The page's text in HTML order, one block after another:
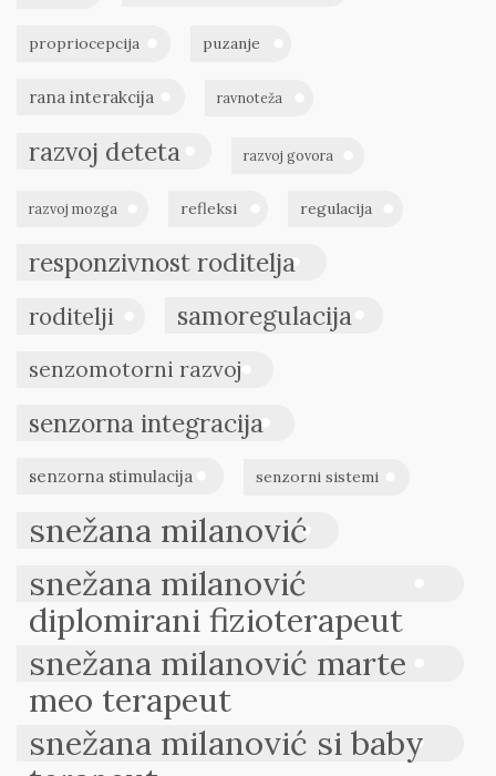
propriocepcija puzanje
rana interakcija ravnoteža
razvoj deteta razvoj govora
razvoj mozga refleksi regulacija
responzivnost roditelja
roditelji samoregulacija
senzomotorni razvoj
senzorna integracija
senzorna stimulacija senzorni sistemi
snežana milanović
snežana milanović
diplomirani fizioterapeut
snežana milanović marte
meo terapeut
snežana milanović si baby